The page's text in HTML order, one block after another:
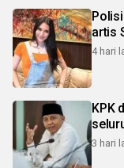
artis
4 hari
KPK
3 hari